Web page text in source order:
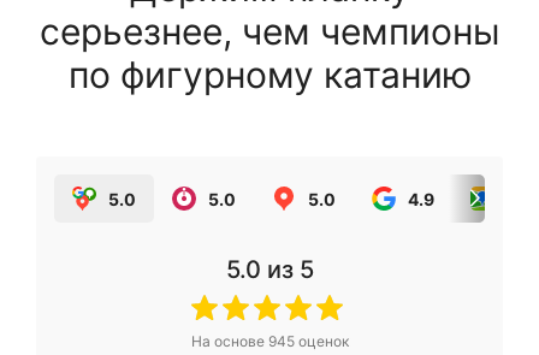
серьезнее, чем чемпионы
по фигурному катанию
5.0 5.0 5.0 4.9
5.0 из 5
На основе 945оценок